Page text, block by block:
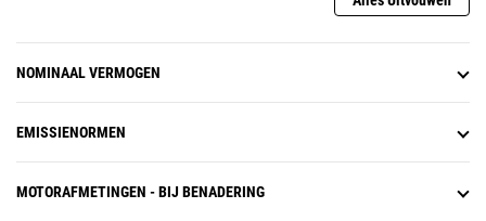
NOMINAAL VERMOGEN
EMISSIENORMEN
MOTORAFMETINGEN - BIJ BENADERING